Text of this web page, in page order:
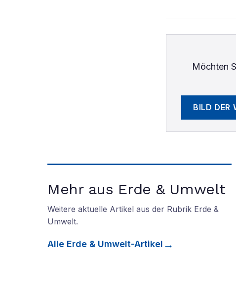
Möchten
BILD DER
Mehr aus Erde & Umwelt
Weitere aktuelle Artikel aus der Rubrik Erde &
Umwelt.
Alle Erde & Umwelt-Artikel